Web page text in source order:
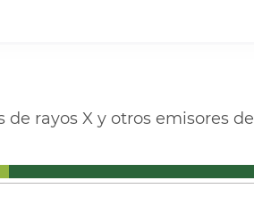
rayos X y otros emisores de